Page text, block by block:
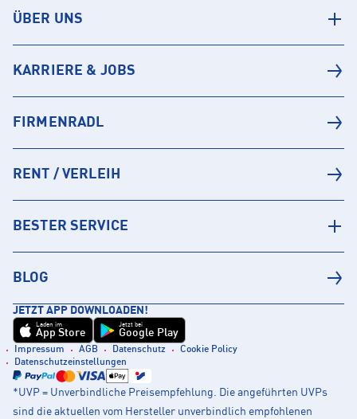
ÜBER UNS
KARRIERE & JOBS
FIRMENRADL
RENT / VERLEIH
BESTER SERVICE
BLOG
JETZT APP DOWNLOADEN!
Laden im
App Store
Jetzt bei
Google Play
Impressum AGB Datenschutz
Cookie Policy
Datenschutzeinstellungen
*UVP = Unverbindliche Preisempfehlung. Die angeführten UVPs
sind die aktuellen vom Hersteller unverbindlich empfohlenen